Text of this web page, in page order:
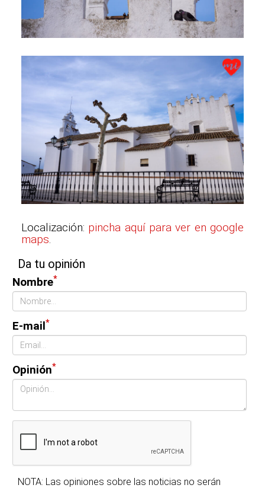
Localización: pincha aquí para ver en google
maps.
Da tu opinión
Nombre*
E-mail*
Opinión*
NOTA: Las opiniones sobre las noticias no serán